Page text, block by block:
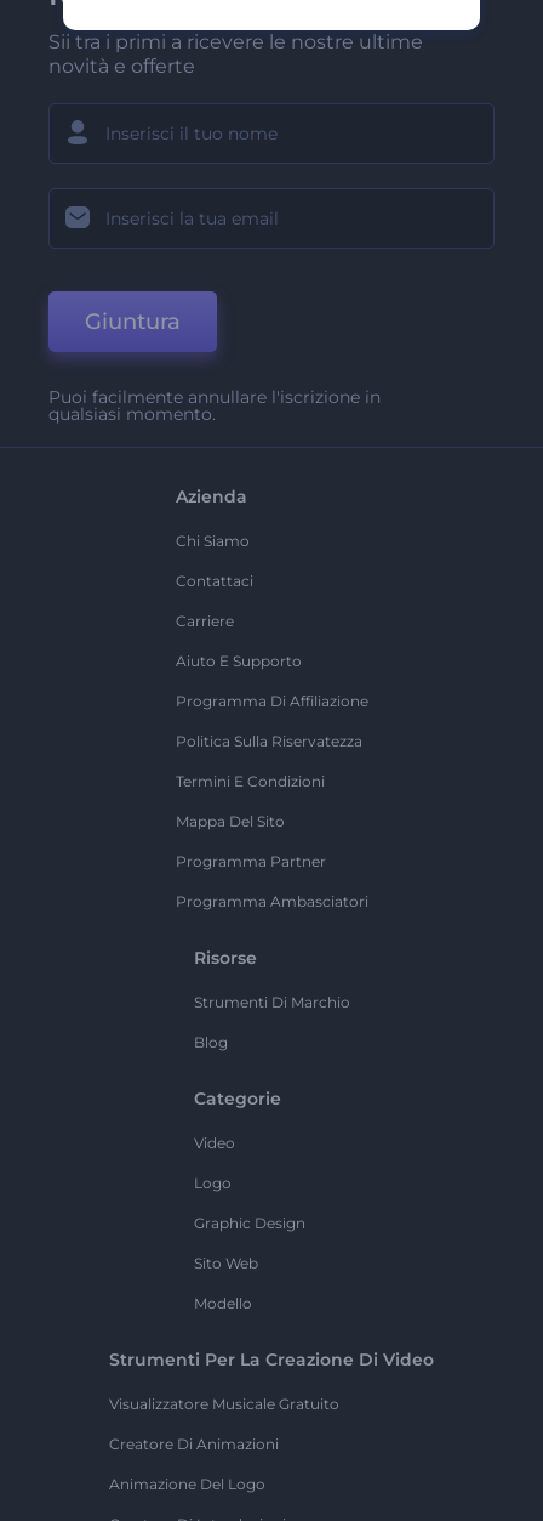
Sii tra i primi a ricevere le nostre ultime
novità e offerte
Giuntura
Puoi facilmente annullare l'iscrizione in
qualsiasi momento.
Azienda
Chi Siamo
Contattaci
Carriere
Aiuto E Supporto
Programma Di Affiliazione
Politica Sulla Riservatezza
Termini E Condizioni
Mappa Del Sito
Programma Partner
Programma Ambasciatori
Risorse
Strumenti Di Marchio
Blog
Categorie
Video
Logo
Graphic Design
Sito Web
Modello
Strumenti Per La Creazione Di Video
Visualizzatore Musicale Gratuito
Creatore Di Animazioni
Animazione Del Logo